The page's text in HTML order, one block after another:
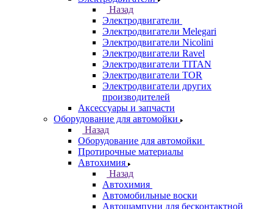
Назад
Электродвигатели
Электродвигатели Melegari
Электродвигатели Nicolini
Электродвигатели Ravel
Электродвигатели TITAN
Электродвигатели TOR
Электродвигатели других
производителей
Аксессуары и запчасти
Оборудование для автомойки
Назад
Оборудование для автомойки
Протирочные материалы
Автохимия
Назад
Автохимия
Автомобильные воски
Автошампуни для бесконтактной